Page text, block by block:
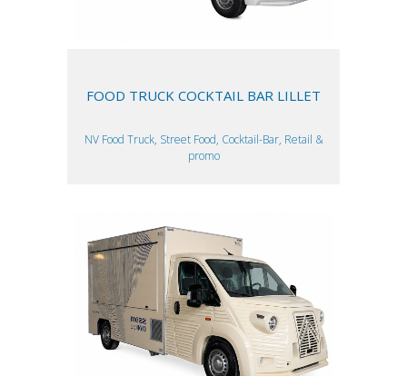
FOOD TRUCK COCKTAIL BAR LILLET
NV Food Truck, Street Food, Cocktail-Bar, Retail &
promo